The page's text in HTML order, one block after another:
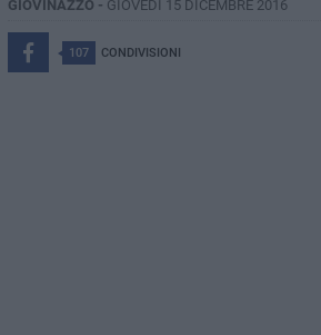
GIOVINAZZO - GIOVEDÌ 15 DICEMBRE 2016
107 CONDIVISIONI